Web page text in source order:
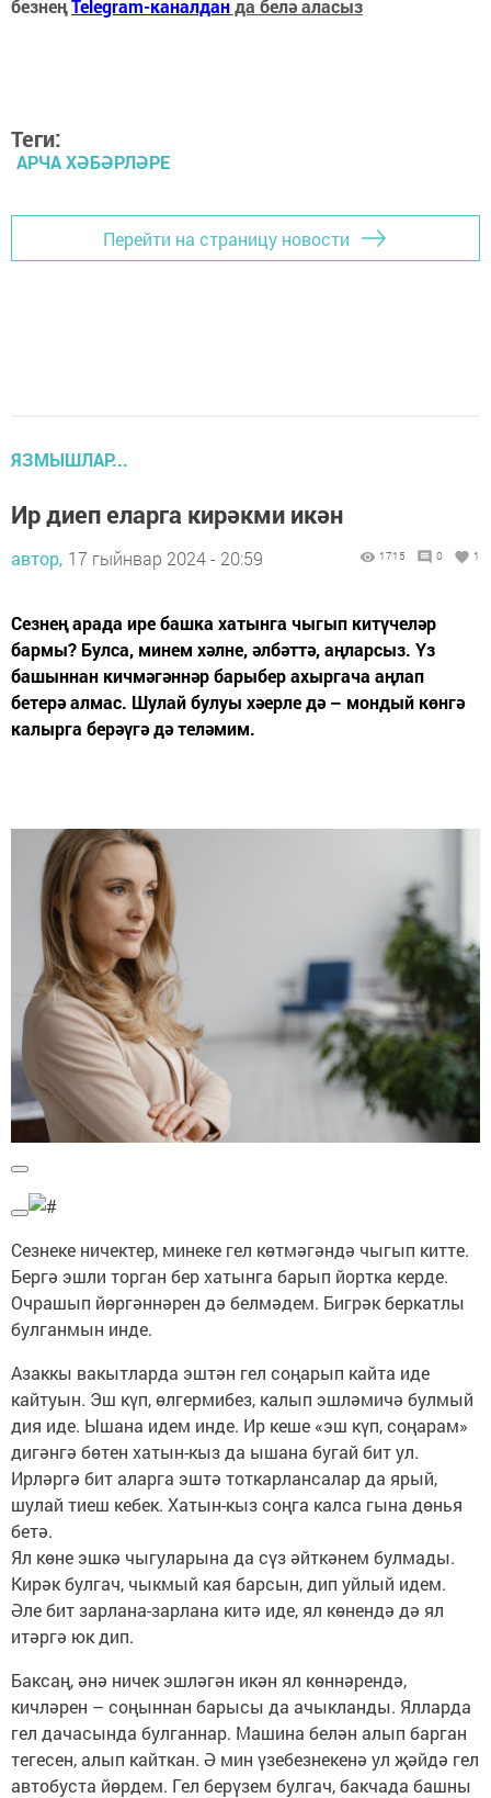
безнеңTelegram-каналданда белә аласыз
Теги:
АРЧА ХӘБӘРЛӘРЕ
Перейти на страницу новости
ЯЗМЫШЛАР...
Ир диеп еларга кирәкми икән
автор, 17 гыйнвар 2024 - 20:59 1715 0 1
Сезнең арада ире башка хатынга чыгып китүчеләр
бармы? Булса, минем хәлне, әлбәттә, аңларсыз. Үз
башыннан кичмәгәннәр барыбер ахыргача аңлап
бетерә алмас. Шулай булуы хәерле дә – мондый көнгә
калырга берәүгә дә теләмим.
Сезнеке ничектер, минеке гел көтмәгәндә чыгып китте.
Бергә эшли торган бер хатынга барып йортка керде.
Очрашып йөргәннәрен дә белмәдем. Бигрәк беркатлы
булганмын инде.
Азаккы вакытларда эштән гел соңарып кайта иде
кайтуын. Эш күп, өлгермибез, калып эшләмичә булмый
дия иде. Ышана идем инде. Ир кеше «эш күп, соңарам»
дигәнгә бөтен хатын-кыз да ышана бугай бит ул.
Ирләргә бит аларга эштә тоткарлансалар да ярый,
шулай тиеш кебек. Хатын-кыз соңга калса гына дөнья
бетә.
Ял көне эшкә чыгуларына да сүз әйткәнем булмады.
Кирәк булгач, чыкмый кая барсын, дип уйлый идем.
Әле бит зарлана-зарлана китә иде, ял көнендә дә ял
итәргә юк дип.
Баксаң, әнә ничек эшләгән икән ял көннәрендә,
кичләрен – соңыннан барысы да ачыкланды. Ялларда
гел дачасында булганнар. Машина белән алып барган
тегесен, алып кайткан. Ә мин үзебезнекенә ул җәйдә гел
автобуста йөрдем. Гел берүзем булгач, бакчада башны